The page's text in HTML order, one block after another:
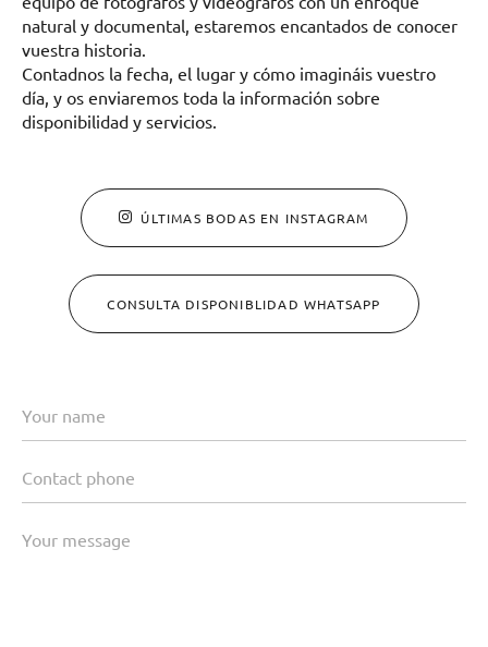
natural y documental, estaremos encantados de conocer
vuestra historia.
Contadnos la fecha, el lugar y cómo imagináis vuestro
día, y os enviaremos toda la información sobre
disponibilidad y servicios.
ÚLTIMAS BODAS EN INSTAGRAM
CONSULTA DISPONIBLIDAD WHATSAPP